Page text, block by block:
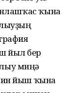
ҡына
йыл бер
миңә
йыш ҡына